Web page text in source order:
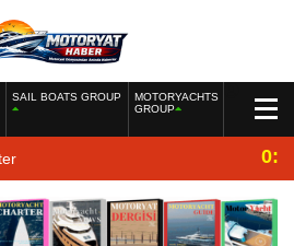
SAIL BOATS GROUP
MOTORYACHTS
GROUP